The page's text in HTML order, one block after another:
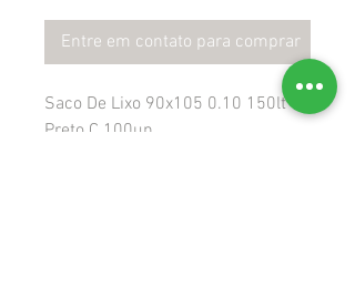
Entre em contato para comprar
Saco De Lixo 90x105 0.10 150lt
Preto C.100un